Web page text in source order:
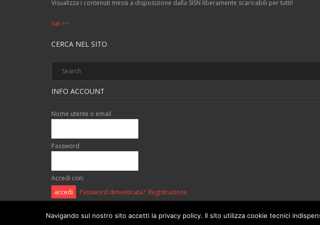
Visualizza i contenuti messi a disposizione dalla SISN liberamente scaricabili per tutti!
Vai >>
CERCA NEL SITO
INFO ACCOUNT
Nome utente o email
Password
Accedi con:
Password dimenticata? Registrazione
Theme by Think Up
Navigando sul nostro sito accetti la privacy policy. Il sito utilizza cookie tecnici